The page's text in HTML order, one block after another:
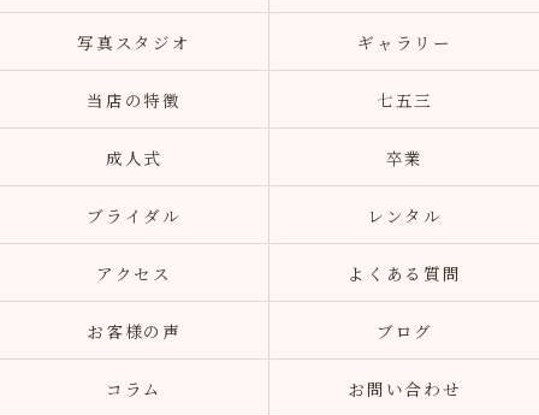
写真スタジオ ギャラリー
当店の特徴 七五三
成人式 卒業
ブライダル レンタル
アクセス よくある質問
お客様の声 ブログ
コラム お問い合わせ